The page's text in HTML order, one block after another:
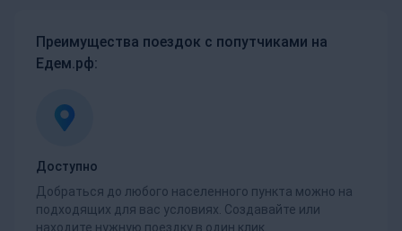
Преимущества поездок с попутчиками на
Едем.рф:
Доступно
Добраться до любого населенного пункта можно на
подходящих для вас условиях. Создавайте или
находите нужную поездку в один клик.